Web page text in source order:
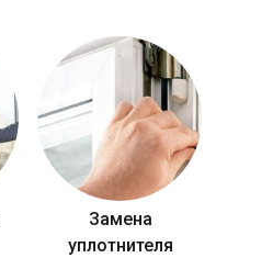
Замена
уплотнителя